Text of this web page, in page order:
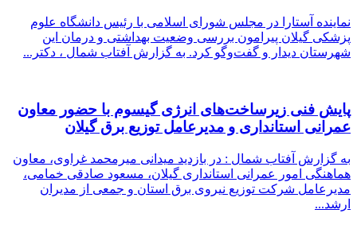
نماینده آستارا در مجلس شورای اسلامی با رئیس دانشگاه علوم
پزشکی گیلان پیرامون بررسی وضعیت بهداشتی و درمان این
شهرستان دیدار و گفت‌وگو کرد. به گزارش آفتاب شمال ، دکتر...
پایش فنی زیرساخت‌های انرژی گیسوم با حضور معاون
عمرانی استانداری و مدیرعامل توزیع برق گیلان
به گزارش آفتاب شمال : در بازدید میدانی میرمحمد غراوی، معاون
هماهنگی امور عمرانی استانداری گیلان، مسعود صادقی خمامی،
مدیرعامل شرکت توزیع نیروی برق استان و جمعی از مدیران
ارشد...